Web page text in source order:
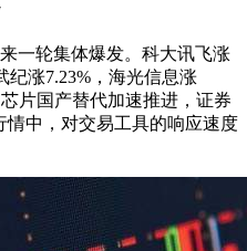
一轮集体爆发。科大讯飞涨
纪涨7.23%，海光信息涨
片国产替代加速推进，证券
中，对交易工具的响应速度